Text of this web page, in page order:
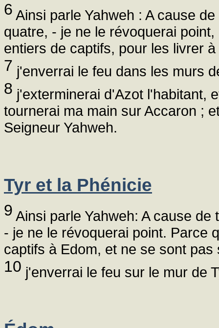
6 Ainsi parle Yahweh : A cause
quatre, - je ne le révoquerai
entiers de captifs, pour les livrer
7 j'enverrai le feu dans les murs
8 j'exterminerai d'Azot l'habitant,
tournerai ma main sur Accaron ;
Seigneur Yahweh.
Tyr et la Phénicie
9 Ainsi parle Yahweh: A cause
- je ne le révoquerai point. Parce
captifs à Edom, et ne se sont
10 j'enverrai le feu sur le mur de